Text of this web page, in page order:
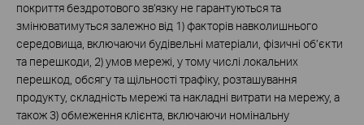
покриття бездротового зв’язку не гарантуються та
змінюватимуться залежно від 1) факторів навколишнього
середовища, включаючи будівельні матеріали, фізичні об’єкти
та перешкоди, 2) умов мережі, у тому числі локальних
перешкод, обсягу та щільності трафіку, розташування
продукту, складність мережі та накладні витрати на мережу, а
також 3) обмеження клієнта, включаючи номінальну